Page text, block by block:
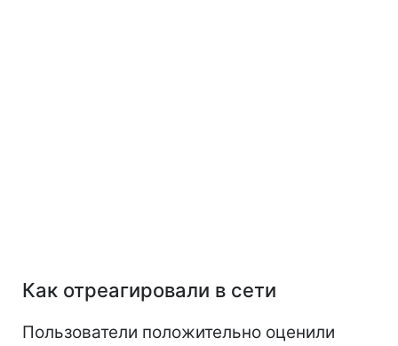
Как отреагировали в сети
Пользователи положительно оценили